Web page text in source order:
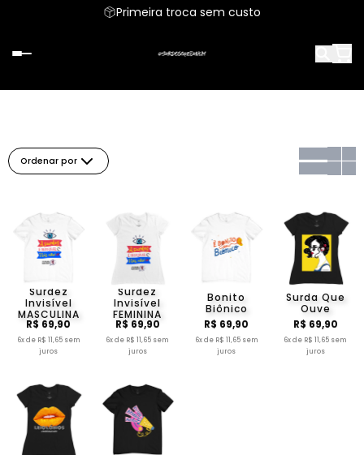
Primeira troca sem custo
Ordenar por
Surdez
Invisível
MASCULINA
R$ 69,90
6x de R$ 11,65 sem
juros
Surdez
Invisível
FEMININA
R$ 69,90
6x de R$ 11,65 sem
juros
Bonito
Biônico
R$ 69,90
6x de R$ 11,65 sem
juros
Surda Que
Ouve
R$ 69,90
6x de R$ 11,65 sem
juros